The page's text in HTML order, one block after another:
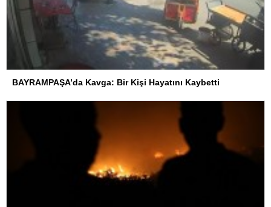
BAYRAMPAŞA’da Kavga: Bir Kişi Hayatını Kaybetti